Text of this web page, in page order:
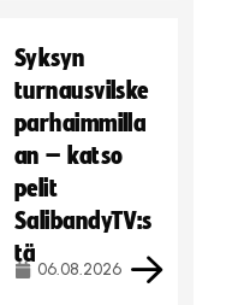
Syksyn
turnausvilske
parhaimmilla
an – katso
pelit
SalibandyTV:s
tä
06.08.2026